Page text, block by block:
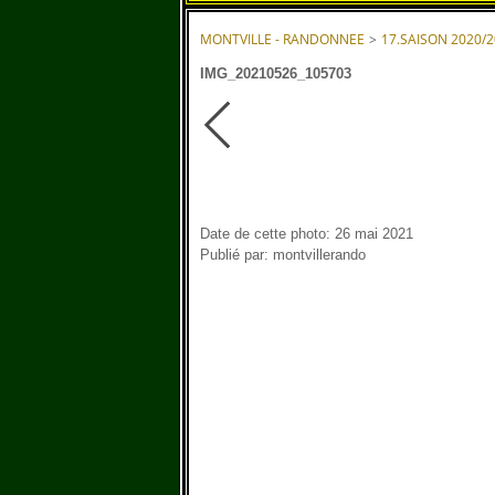
MONTVILLE - RANDONNEE > 17.SAISON 2020/
IMG_20210526_105703
Date de cette photo: 26 mai 2021
Publié par: montvillerando